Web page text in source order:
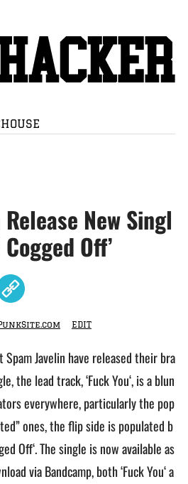
New Singl
Off’
EDIT
Javelin have released their bra
the lead track, ‘Fuck You‘, is a blun
everywhere, particularly the pop
ones, the flip side is populated b
Off‘. The single is now available as
via Bandcamp, both ‘Fuck You‘ a